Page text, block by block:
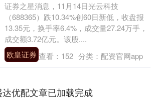
证券之星消息，11月14日光云科技
（688365）跌10.34%创60日新低，收盘报
13.35元，换手率6.4%，成交量27.24万手，
成交额3.72亿元。该股....
欧皇证券 查看： 152 分类： 配资官网app
达优配文章已加载完成